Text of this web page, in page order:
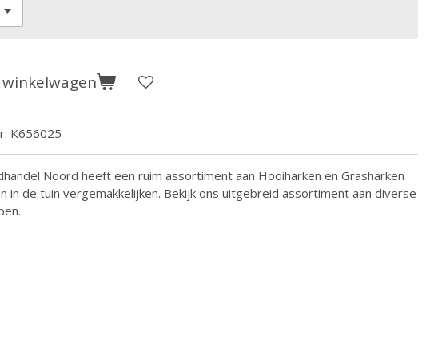
winkelwagen
K656025
Noord heeft een ruim assortiment aan Hooiharken en Grasharken
in de tuin vergemakkelijken. Bekijk ons uitgebreid assortiment aan diverse